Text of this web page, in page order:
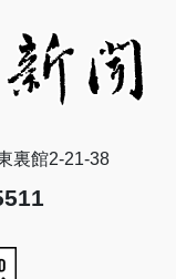
裏館2-21-38